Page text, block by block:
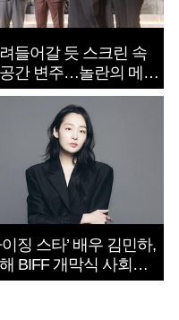
들어갈 듯 스크린 속
간 변주…놀란의 메시
‘전쟁 속죄’
이징 스타’ 배우 김민하,
BIFF 개막식 사회자